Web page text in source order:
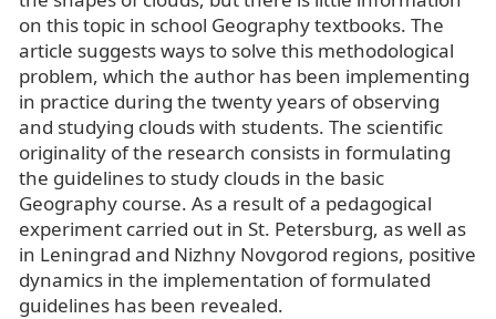
on this topic in school Geography textbooks. The
article suggests ways to solve this methodological
problem, which the author has been implementing
in practice during the twenty years of observing
and studying clouds with students. The scientific
originality of the research consists in formulating
the guidelines to study clouds in the basic
Geography course. As a result of a pedagogical
experiment carried out in St. Petersburg, as well as
in Leningrad and Nizhny Novgorod regions, positive
dynamics in the implementation of formulated
guidelines has been revealed.